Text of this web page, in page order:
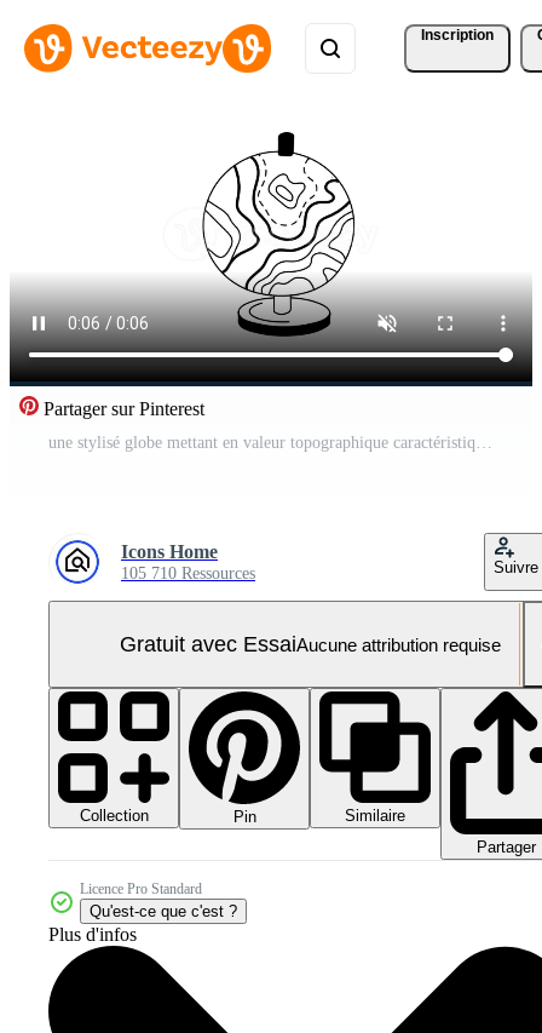
Inscription
Partager sur Pinterest
une stylisé globe mettant en valeur topographique caractéristiques. Vidéo Pro
Icons Home
105 710 Ressources Suivre
Gratuit avec EssaiAucune attribution requise
Collection Pin
Similaire
Partager
Licence Pro Standard
Qu'est-ce que c'est ?
Plus d'infos